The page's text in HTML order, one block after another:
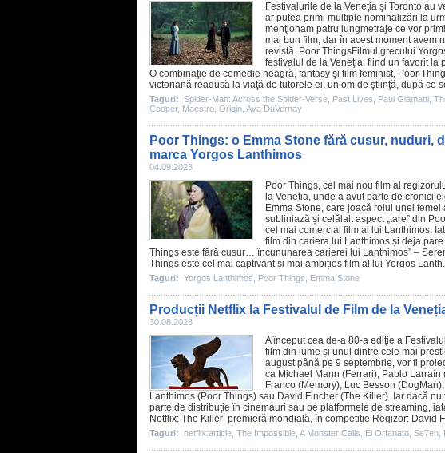
Festivalurile de la Veneţia şi Toronto au
ar putea primi multiple nominalizări la
menţionam patru lungmetraje ce vor
mai bun film, dar în acest moment avem
revistă. Poor ThingsFilmul grecului
festivalul de la Veneţia, fiind un favorit la
O combinaţie de comedie neagră, fantasy şi film feminist, Poor
victoriană readusă la viaţă de tutorele ei, un om de ştiinţă, după ce
Taguri: Spider-Man: Across the Spider-Verse Past Lives Paul Giamatti
Cooper, Maestro Origin Ava DuVernay
Poor Things: o Emma Stone fără cusur, nuduri,
marca Yorgos Lanthimos
04.09.2023
Poor Things, cel mai nou film al
la Veneția, unde a avut parte de cronici
Emma Stone, care joacă rolul unei
subliniază și celălalt aspect „tare” din
cel mai comercial film al lui Lanthimos.
film din cariera lui Lanthimos și deja
Things este fără cusur… încununarea carierei lui Lanthimos” –
Things este cel mai captivant și mai ambițios film al lui Yorgos
Taguri: Yorgos Lanthimos Poor Things Emma Stone
Producții Netflix la Festivalul de Film de la
30.08.2023
A început cea de-a 80-a ediție a
film din lume și unul dintre cele mai
august până pe 9 septembrie, vor fi
ca Michael Mann (Ferrari), Pablo Larraín
Franco (Memory), Luc Besson (DogMan
Lanthimos (Poor Things) sau David Fincher (The Killer). Iar dacă
parte de distribuție în cinemauri sau pe platformele de streaming,
Netflix: The Killer premieră mondială, în competiție Regizor: David
Taguri: netflix:article The Impossible A Monster Calls El Orfanato Se7en